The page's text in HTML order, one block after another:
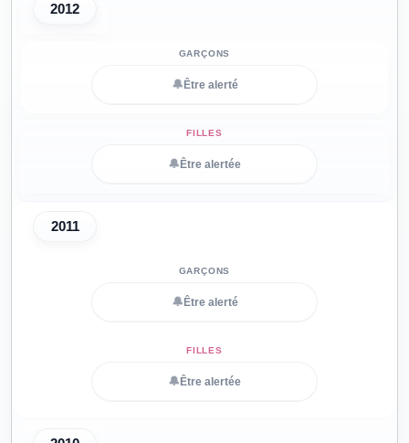
2012
🔔 Être alerté
🔔 Être alertée
2011
🔔 Être alerté
🔔 Être alertée